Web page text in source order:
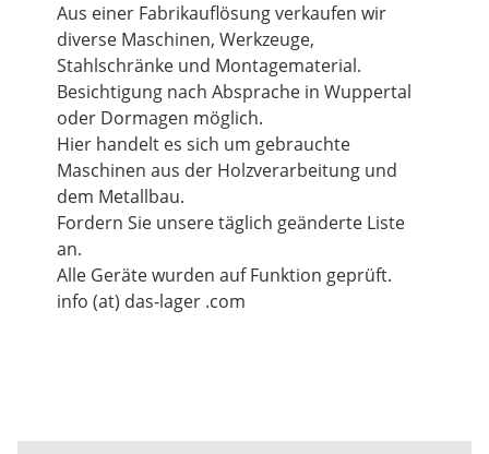
Aus einer Fabrikauflösung verkaufen wir
diverse Maschinen, Werkzeuge,
Stahlschränke und Montagematerial.
Besichtigung nach Absprache in Wuppertal
oder Dormagen möglich.
Hier handelt es sich um gebrauchte
Maschinen aus der Holzverarbeitung und
dem Metallbau.
Fordern Sie unsere täglich geänderte Liste
an.
Alle Geräte wurden auf Funktion geprüft.
info (at) das-lager .com